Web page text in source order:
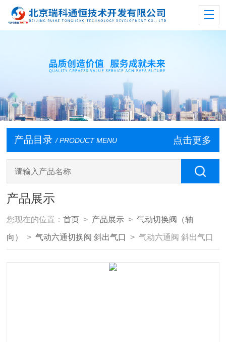
产品目录 / PRODUCT MENU 点击更多
产品展示
您现在的位置：首页 > 产品展示 >气动切换阀（轴
向） >气动六通切换阀 斜出气口 > 气动六通阀 斜出气口